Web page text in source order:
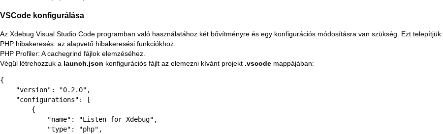
VSCode konfigurálása
Az Xdebug Visual Studio Code programban való használatához két bővítményre és egy konfigurációs módosításra van szükség. Ezt telepítjük:
PHP hibakeresés: az alapvető hibakeresési funkciókhoz.
PHP Profiler: A cachegrind fájlok elemzéséhez.
Végül létrehozzuk a launch.json konfigurációs fájlt az elemezni kívánt projekt .vscode mappájában:
{
"version": "0.2.0",
"configurations": [
{
"name": "Listen for Xdebug",
"type": "php",